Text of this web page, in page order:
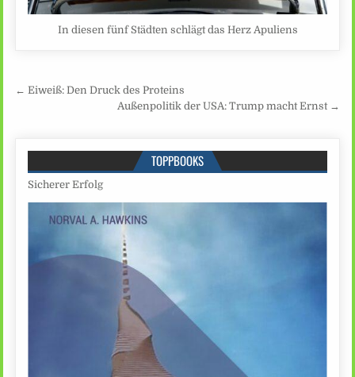
In diesen fünf Städten schlägt das Herz Apuliens
Beitragsnavigation
← Eiweiß: Den Druck des Proteins
Außenpolitik der USA: Trump macht Ernst →
TOPPBOOKS
Sicherer Erfolg